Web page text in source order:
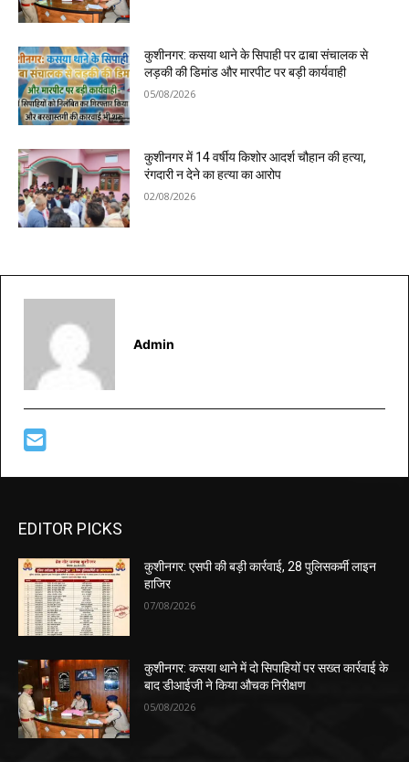
कुशीनगर: कसया थाने के सिपाही पर ढाबा संचालक से
लड़की की डिमांड और मारपीट पर बड़ी कार्यवाही
05/08/2026
कुशीनगर में 14 वर्षीय किशोर आदर्श चौहान की हत्या,
रंगदारी न देने का हत्या का आरोप
02/08/2026
Admin
EDITOR PICKS
कुशीनगर: एसपी की बड़ी कार्रवाई, 28 पुलिसकर्मी लाइन
हाजिर
07/08/2026
कुशीनगर: कसया थाने में दो सिपाहियों पर सख्त कार्रवाई के
बाद डीआईजी ने किया औचक निरीक्षण
05/08/2026